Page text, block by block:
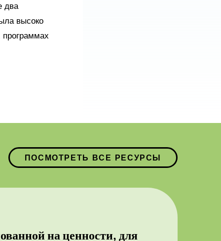
два
высоко
программах
ПОСМОТРЕТЬ ВСЕ РЕСУРСЫ
на ценности, для